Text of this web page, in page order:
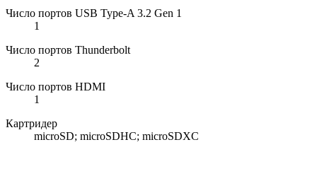
Число портов USB Type-A 3.2 Gen 1
1
Число портов Thunderbolt
2
Число портов HDMI
1
Картридер
microSD; microSDHC; microSDXC